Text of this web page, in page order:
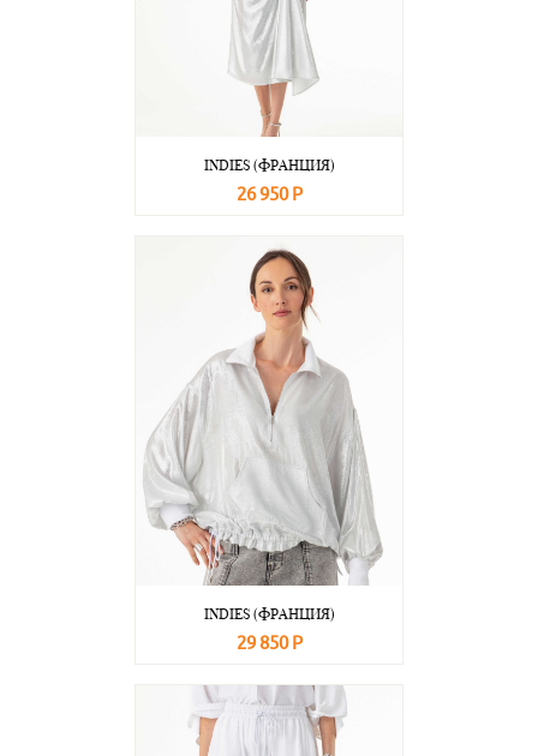
INDIES (ФРАНЦИЯ)
26 950 Р
INDIES (ФРАНЦИЯ)
29 850 Р